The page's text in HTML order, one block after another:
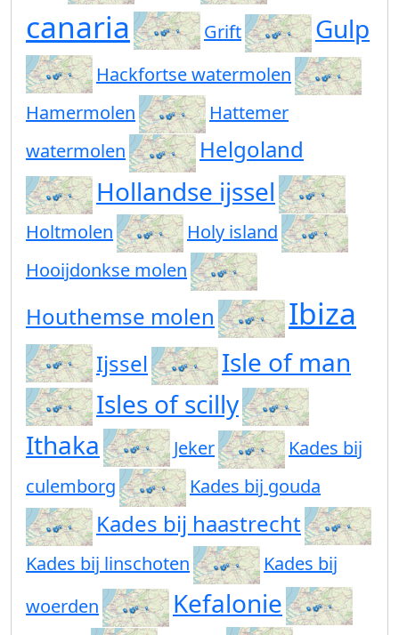
canaria
Grift Gulp
Hackfortse watermolen
Hamermolen
Hattemer
watermolen
Helgoland
Hollandse ijssel
Holtmolen
Holy island
Hooijdonkse molen
Houthemse molen Ibiza
Ijssel
Isle of man
Isles of scilly
Ithaka
Jeker
Kades bij
culemborg
Kades bij gouda
Kades bij haastrecht
Kades bij linschoten
Kades bij
woerden
Kefalonie